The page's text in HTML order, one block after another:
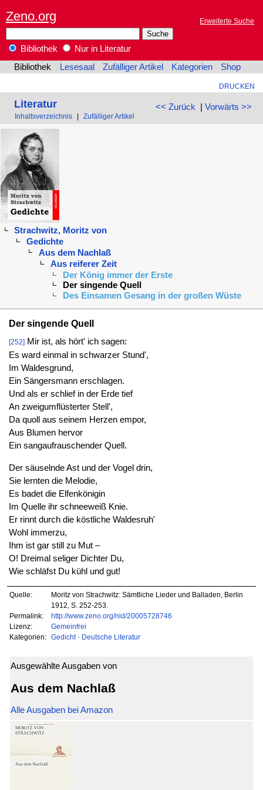
Zeno.org Erweiterte Suche
Bibliothek
Nur in Literatur
Bibliothek
Lesesaal Zufälliger Artikel Kategorien Shop
DRUCKEN
<< Zurück | Vorwärts >>
Literatur
Inhaltsverzeichnis Zufälliger Artikel
Strachwitz, Moritz von
Gedichte
Aus dem Nachlaß
Aus reiferer Zeit
Der König immer der Erste
Der singende Quell
Des Einsamen Gesang in der großen Wüste
Der singende Quell
[252]Mir ist, als hört' ich sagen:
Es ward einmal in schwarzer Stund',
Im Waldesgrund,
Ein Sängersmann erschlagen.
Und als er schlief in der Erde tief
An zweigumflüsterter Stell',
Da quoll aus seinem Herzen empor,
Aus Blumen hervor
Ein sangaufrauschender Quell.
Der säuselnde Ast und der Vogel drin,
Sie lernten die Melodie,
Es badet die Elfenkönigin
Im Quelle ihr schneeweiß Knie.
Er rinnt durch die köstliche Waldesruh'
Wohl immerzu,
Ihm ist gar still zu Mut –
O! Dreimal seliger Dichter Du,
Wie schläfst Du kühl und gut!
Quelle:
Moritz von Strachwitz: Sämtliche Lieder und Balladen, Berlin
1912, S. 252-253.
Permalink:
http://www.zeno.org/nid/20005728746
Lizenz:
Gemeinfrei
Kategorien:
Gedicht· Deutsche Literatur
Ausgewählte Ausgaben von
Aus dem Nachlaß
Alle Ausgaben bei Amazon